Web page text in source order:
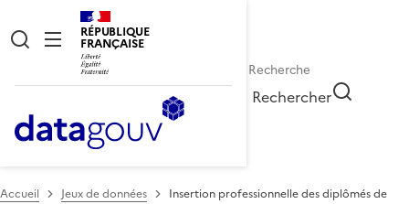
RÉPUBLIQUE
FRANÇAISE
Rechercher
Accueil Jeux de données
Insertion professionnelle des diplômés de